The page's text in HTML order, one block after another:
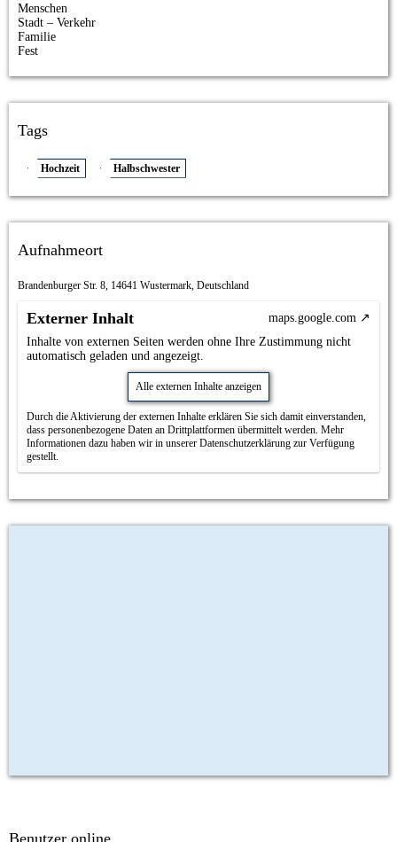
Menschen
Stadt – Verkehr
Familie
Fest
Tags
Hochzeit Halbschwester
Aufnahmeort
Brandenburger Str. 8, 14641 Wustermark, Deutschland
Externer Inhalt
maps.google.com
Inhalte von externen Seiten werden ohne Ihre Zustimmung nicht
automatisch geladen und angezeigt.
Alle externen Inhalte anzeigen
Durch die Aktivierung der externen Inhalte erklären Sie sich damit einverstanden,
dass personenbezogene Daten an Drittplattformen übermittelt werden. Mehr
Informationen dazu haben wir in unserer Datenschutzerklärung zur Verfügung
gestellt.
Benutzer online